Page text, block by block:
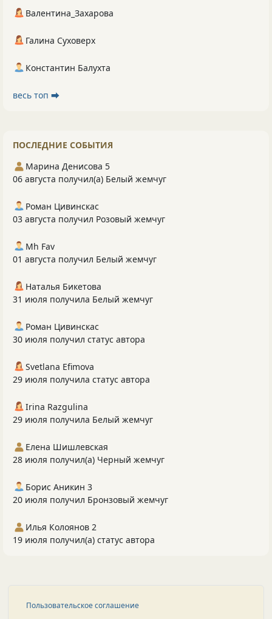
Валентина_Захарова
Галина Суховерх
Константин Балухта
весь топ ⮕
ПОСЛЕДНИЕ СОБЫТИЯ
Марина Денисова 5
06 августа получил(а) Белый жемчуг
Роман Цивинскас
03 августа получил Розовый жемчуг
Mh Fav
01 августа получил Белый жемчуг
Наталья Бикетова
31 июля получила Белый жемчуг
Роман Цивинскас
30 июля получил статус автора
Svetlana Efimova
29 июля получила статус автора
Irina Razgulina
29 июля получила Белый жемчуг
Елена Шишлевская
28 июля получил(а) Черный жемчуг
Борис Аникин 3
20 июля получил Бронзовый жемчуг
Илья Колоянов 2
19 июля получил(а) статус автора
Пользовательское соглашение